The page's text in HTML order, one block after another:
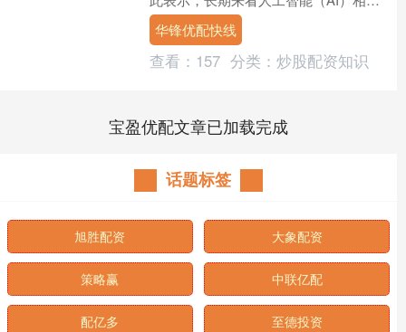
融资热潮或将深度影响债券市场，但本
轮美国长期国债收益....
华锋优配快线
查看： 157 分类： 炒股配资知识
宝盈优配文章已加载完成
话题标签
旭胜配资 大象配资
策略赢 中联亿配
配亿多 至德投资